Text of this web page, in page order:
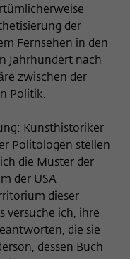
der
Fernsehen in den
Jahrhundert nach
zwischen der
Politik.
Kunsthistoriker
Politologen stellen
die Muster der
der USA
dieser
versuche ich, ihre
die sie
dessen Buch